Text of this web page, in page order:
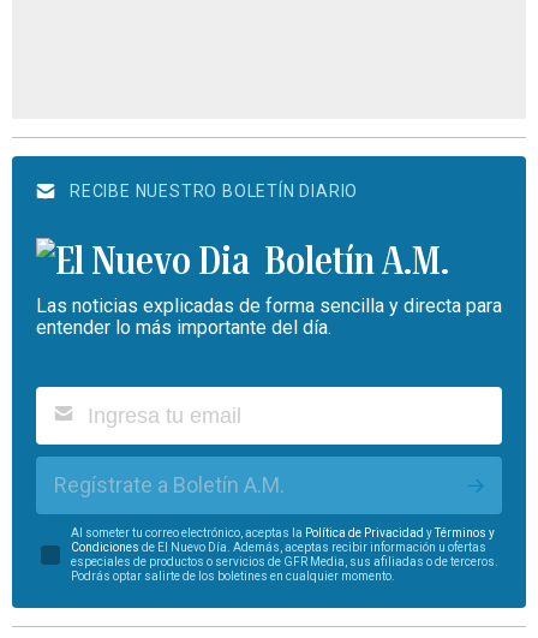
RECIBE NUESTRO BOLETÍN DIARIO
Boletín A.M.
Las noticias explicadas de forma sencilla y directa para
entender lo más importante del día.
Regístrate a Boletín A.M.
Al someter tu correo electrónico, aceptas la Política de Privacidad yTérminos y
Condiciones de El Nuevo Día. Además, aceptas recibir información u ofertas
especiales de productos o servicios de GFR Media, sus afiliadas o de terceros.
Podrás optar salirte de los boletines en cualquier momento.